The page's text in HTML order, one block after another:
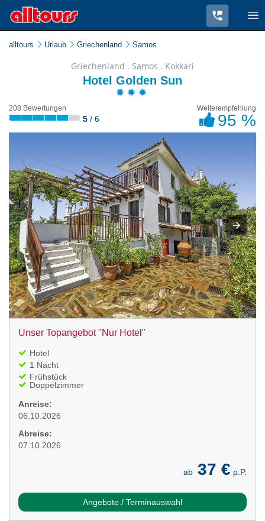
alltours Urlaub Griechenland Samos
Griechenland . Samos . Kokkari
Hotel Golden Sun
208 Bewertungen
5 / 6
Weiterempfehlung
95 %
Unser Topangebot "Nur Hotel"
Hotel
1 Nacht
Frühstück
Doppelzimmer
Anreise:
06.10.2026
Abreise:
07.10.2026
ab 37 € p.P.
Angebote / Terminauswahl